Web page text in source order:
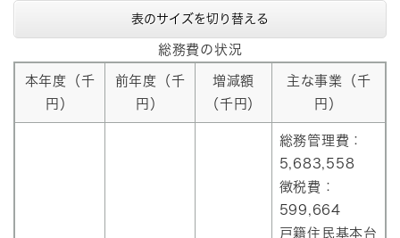
表のサイズを切り替える
総務費の状況
本年度（千
円）
前年度（千
円）
増減額
（千円）
主な事業（千
円）
総務管理費：
5,683,558
徴税費：
599,664
戸籍住民基本台